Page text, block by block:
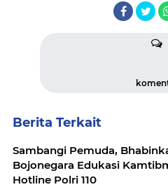
Berita Terkait
Sambangi Pemuda,
Bojonegara Edukasi Kamtibmas dan
Hotline Polri 110